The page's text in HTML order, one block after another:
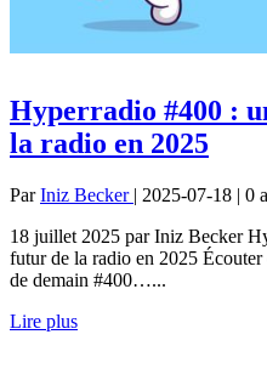
Hyperradio #400 :
la radio en 2025
ParIniz Becker | 2025-07-18 | 0
18 juillet 2025 par Iniz Becker
futur de la radio en 2025
de demain #400…...
Lire plus